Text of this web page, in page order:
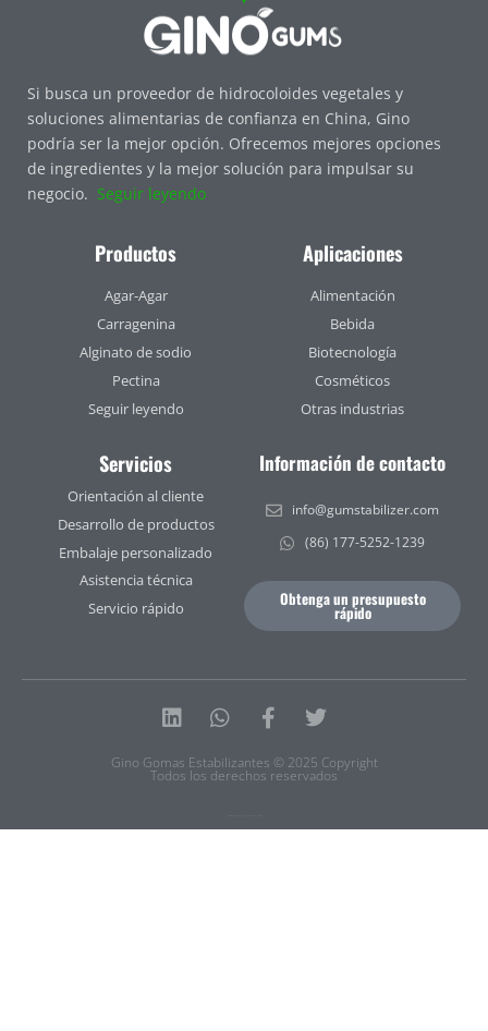
Si busca un proveedor de hidrocoloides vegetales y
soluciones alimentarias de confianza en China, Gino
podría ser la mejor opción. Ofrecemos mejores opciones
de ingredientes y la mejor solución para impulsar su
negocio. Seguir leyendo
Productos
Agar-Agar
Carragenina
Alginato de sodio
Pectina
Seguir leyendo
Aplicaciones
Alimentación
Bebida
Biotecnología
Cosméticos
Otras industrias
Servicios
Orientación al cliente
Desarrollo de productos
Embalaje personalizado
Asistencia técnica
Servicio rápido
Información de contacto
info@gumstabilizer.com
(86) 177-5252-1239
Obtenga un presupuesto
rápido
LinkedinWhatsapp
Facebook-
Twitter
Gino Gomas Estabilizantes © 2025 Copyright
Todos los derechos reservados